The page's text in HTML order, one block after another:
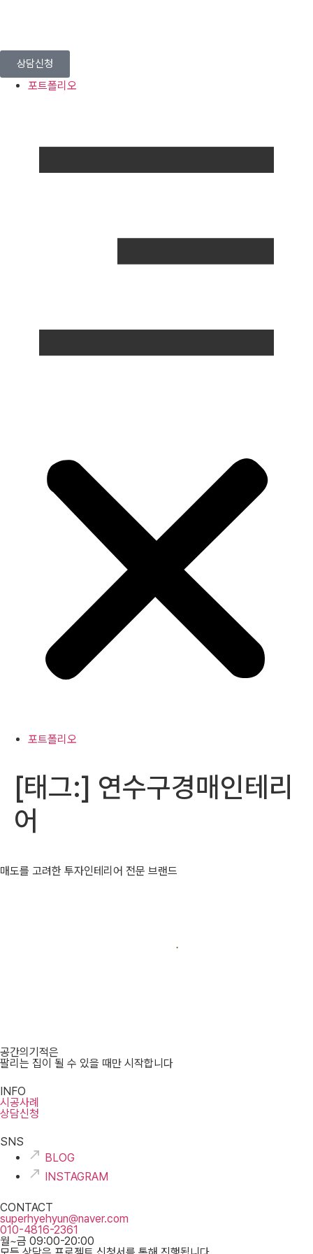
상담신청
포트폴리오
포트폴리오
[태그:] 연수구경매인테리
어
매도를 고려한 투자인테리어 전문 브랜드
공간의기적은
팔리는 집이 될 수 있을 때만 시작합니다
INFO
시공사례
상담신청
SNS
BLOG
INSTAGRAM
CONTACT
superhyehyun@naver.com
010-4816-2361
월~금 09:00-20:00